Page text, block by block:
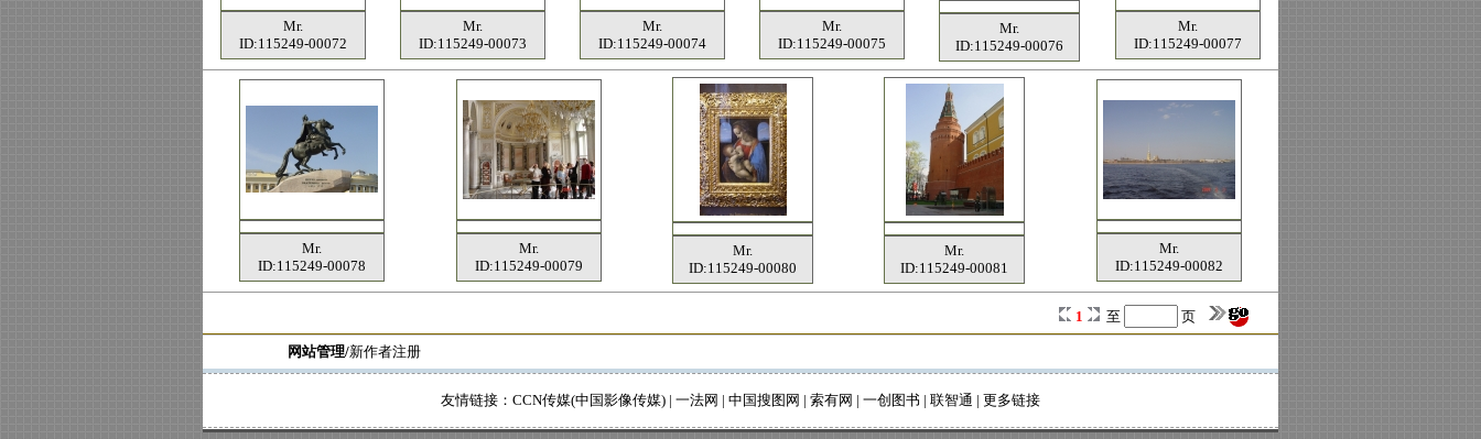
Mr.
ID:115249-00072
Mr.
ID:115249-00073
Mr.
ID:115249-00074
Mr.
ID:115249-00075
Mr.
ID:115249-00076
Mr.
ID:115249-00077
Mr.
ID:115249-00078
Mr.
ID:115249-00079
Mr.
ID:115249-00080
Mr.
ID:115249-00081
Mr.
ID:115249-00082
1 至 页
网站管理/新作者注册
友情链接： CCN传媒(中国影像传媒) | 一法网 | 中国搜图网 | 索有网 | 一创图书 | 联智通 | 更多链接